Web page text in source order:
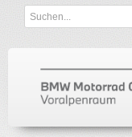
Search
...